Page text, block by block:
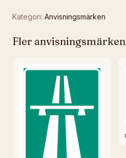
Kategori: Anvisningsmärken
Fler anvisningsmärken